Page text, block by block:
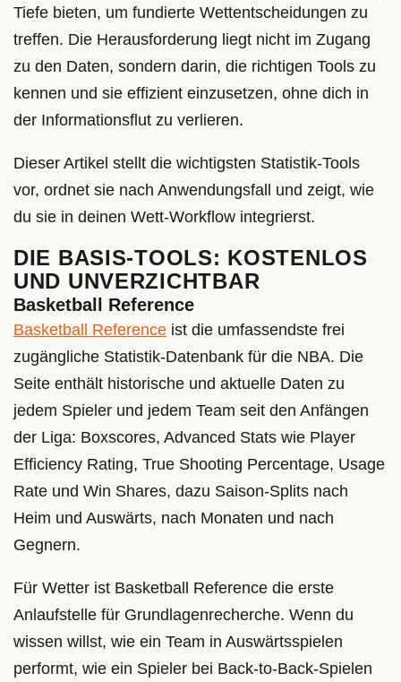
Tiefe bieten, um fundierte Wettentscheidungen zu
treffen. Die Herausforderung liegt nicht im Zugang
zu den Daten, sondern darin, die richtigen Tools zu
kennen und sie effizient einzusetzen, ohne dich in
der Informationsflut zu verlieren.
Dieser Artikel stellt die wichtigsten Statistik-Tools
vor, ordnet sie nach Anwendungsfall und zeigt, wie
du sie in deinen Wett-Workflow integrierst.
DIE BASIS-TOOLS: KOSTENLOS
UND UNVERZICHTBAR
Basketball Reference
Basketball Reference ist die umfassendste frei
zugängliche Statistik-Datenbank für die NBA. Die
Seite enthält historische und aktuelle Daten zu
jedem Spieler und jedem Team seit den Anfängen
der Liga: Boxscores, Advanced Stats wie Player
Efficiency Rating, True Shooting Percentage, Usage
Rate und Win Shares, dazu Saison-Splits nach
Heim und Auswärts, nach Monaten und nach
Gegnern.
Für Wetter ist Basketball Reference die erste
Anlaufstelle für Grundlagenrecherche. Wenn du
wissen willst, wie ein Team in Auswärtsspielen
performt, wie ein Spieler bei Back-to-Back-Spielen